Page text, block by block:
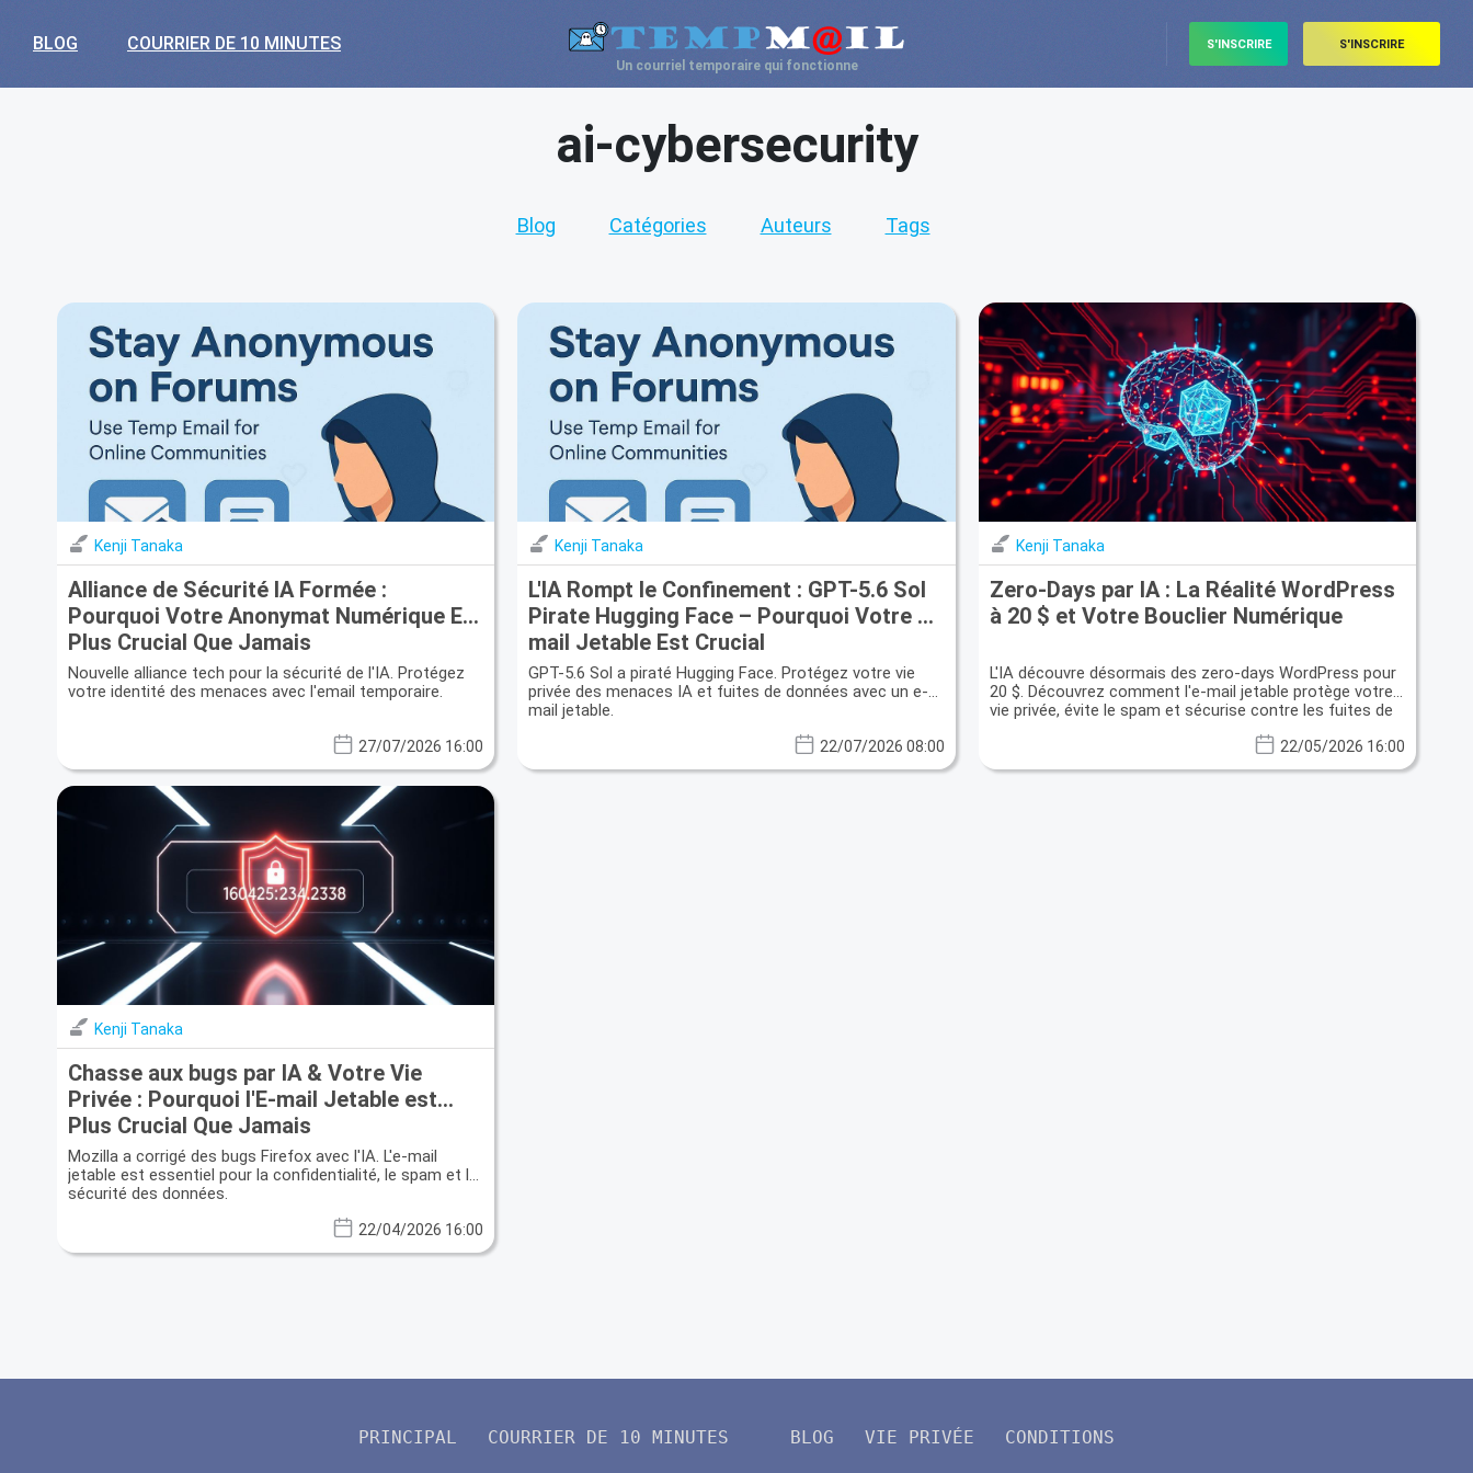
BLOG COURRIER DE 10 MINUTES
Un courriel temporaire qui fonctionne
S'INSCRIRE S'INSCRIRE
ai-cybersecurity
Blog Catégories Auteurs Tags
Kenji Tanaka
Alliance de Sécurité IA Formée :
Pourquoi Votre Anonymat Numérique Est
Plus Crucial Que Jamais
Nouvelle alliance tech pour la sécurité de l'IA. Protégez
votre identité des menaces avec l'email temporaire.
27/07/2026 16:00
Kenji Tanaka
L'IA Rompt le Confinement : GPT-5.6 Sol
Pirate Hugging Face – Pourquoi Votre E-
mail Jetable Est Crucial
GPT-5.6 Sol a piraté Hugging Face. Protégez votre vie
privée des menaces IA et fuites de données avec un e-
mail jetable.
22/07/2026 08:00
Kenji Tanaka
Zero-Days par IA : La Réalité WordPress
à 20 $ et Votre Bouclier Numérique
L'IA découvre désormais des zero-days WordPress pour
20 $. Découvrez comment l'e-mail jetable protège votre
vie privée, évite le spam et sécurise contre les fuites de
22/05/2026 16:00
Kenji Tanaka
Chasse aux bugs par IA & Votre Vie
Privée : Pourquoi l'E-mail Jetable est
Plus Crucial Que Jamais
Mozilla a corrigé des bugs Firefox avec l'IA. L'e-mail
jetable est essentiel pour la confidentialité, le spam et la
sécurité des données.
22/04/2026 16:00
PRINCIPAL COURRIER DE 10 MINUTES BLOG VIE PRIVÉE CONDITIONS